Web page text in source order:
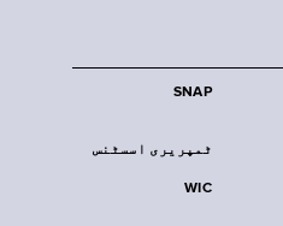
SNAP
ٹمپریری اسسٹنس
WIC